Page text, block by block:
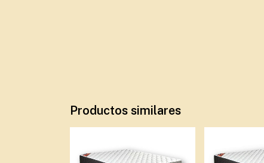
Productos similares